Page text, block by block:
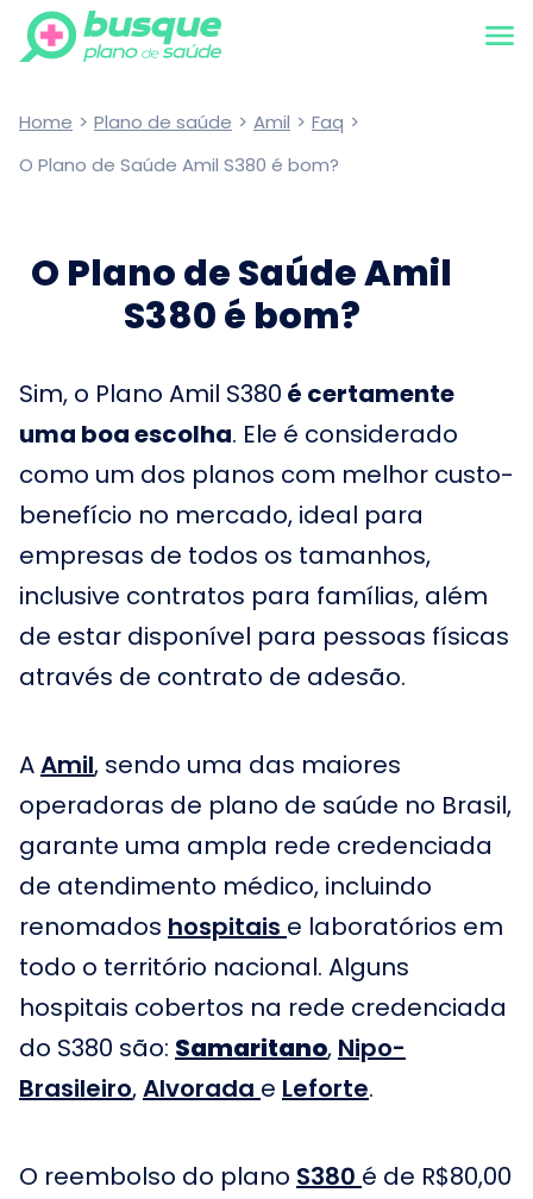
Home > Plano de saúde > Amil > Faq >
O Plano de Saúde Amil S380 é bom?
O Plano de Saúde Amil
S380 é bom?
Sim, o Plano Amil S380 é certamente
uma boa escolha. Ele é considerado
como um dos planos com melhor custo-
benefício no mercado, ideal para
empresas de todos os tamanhos,
inclusive contratos para famílias, além
de estar disponível para pessoas físicas
através de contrato de adesão.
AAmil, sendo uma das maiores
operadoras de plano de saúde no Brasil,
garante uma ampla rede credenciada
de atendimento médico, incluindo
renomados hospitais e laboratórios em
todo o território nacional. Alguns
hospitais cobertos na rede credenciada
do S380 são: Samaritano, Nipo-
Brasileiro,Alvorada e Leforte.
O reembolso do plano S380 é de R$80,00